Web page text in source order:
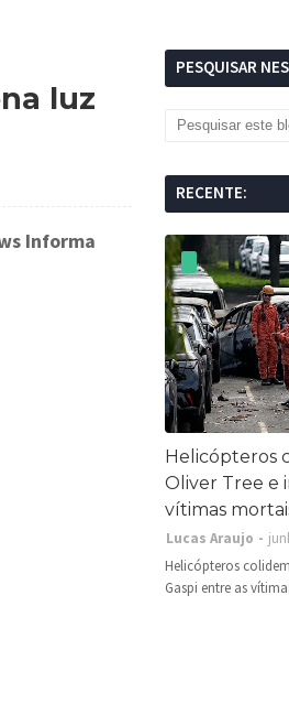
luz
Informa
PESQUISAR
RECENTE:
Helicópteros
Oliver Tree e
vítimas
Lucas Araujo
Helicópteros
Gaspi entre as